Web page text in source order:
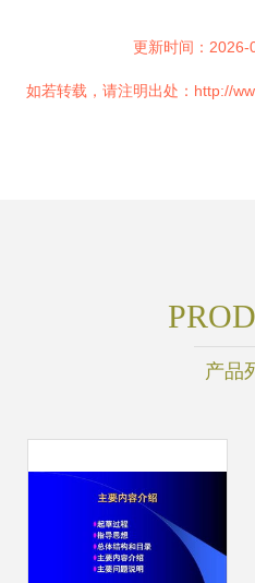
更新时间：
如若转载，请注明出处：http://
产品